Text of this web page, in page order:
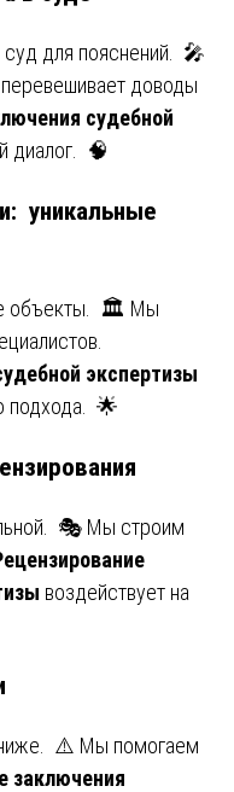
для пояснений. 🎤
перевешивает доводы
судебной
диалог. 🧠
уникальные
объекты. 🏛️ Мы
экспертизы
подхода. 🌟
🎭 Мы строим
воздействует на
ниже. ⚠️ Мы помогаем
заключения